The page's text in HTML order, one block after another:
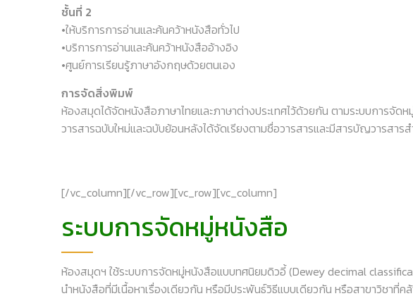
ชั้นที่ 2
•ให้บริการการอ่านและค้นคว้าหนังสือทั่วไป
•บริการการอ่านและค้นคว้าหนังสืออ้างอิง
•ศูนย์การเรียนรู้ภาษาอังกฤษด้วยตนเอง
การจัดสิ่งพิมพ์
ห้องสมุดได้จัดหนังสือภาษาไทยและภาษาต่างประเทศไว้ด้วยกัน ตามระบบการจั
วารสารฉบับใหม่และฉบับย้อนหลังได้จัดเรียงตามชื่อวารสารและมีสารบัญวารส
[/vc_column][/vc_row][vc_row][vc_column]
ระบบการจัดหมู่หนังสือ
ห้องสมุดฯ ใช้ระบบการจัดหมู่หนังสือแบบทศนิยมดิวอี้ (Dewey decimal
นำหนังสือที่มีเนื้อหาเรื่องเดียวกัน หรือมีประพันธ์วิธีแบบเดียวกัน หรือสาขาวิชา